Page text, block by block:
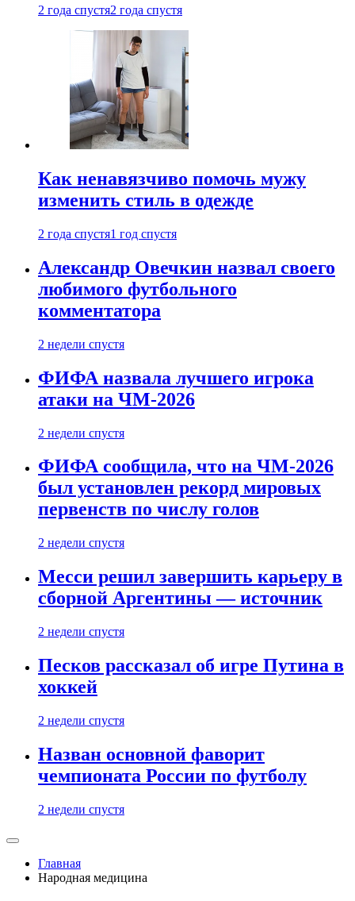
2 года спустя2 года спустя
Как ненавязчиво помочь мужу
изменить стиль в одежде
2 года спустя1 год спустя
Александр Овечкин назвал своего
любимого футбольного
комментатора
2 недели спустя
ФИФА назвала лучшего игрока
атаки на ЧМ-2026
2 недели спустя
ФИФА сообщила, что на ЧМ-2026
был установлен рекорд мировых
первенств по числу голов
2 недели спустя
Месси решил завершить карьеру в
сборной Аргентины — источник
2 недели спустя
Песков рассказал об игре Путина в
хоккей
2 недели спустя
Назван основной фаворит
чемпионата России по футболу
2 недели спустя
Главная
Народная медицина